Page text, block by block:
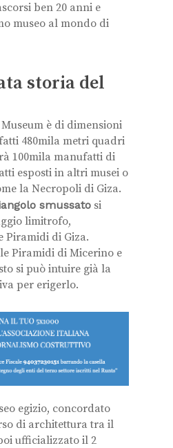
ben 20 anni e
museo al mondo di
storia del
è di dimensioni
480mila metri quadri
100mila manufatti di
esposti in altri musei o
la Necropoli di Giza.
smussato si
limitrofo,
Piramidi di Giza.
Piramidi di Micerino e
si può intuire già la
per erigerlo.
egizio, concordato
di architettura tra il
ufficializzato il 2